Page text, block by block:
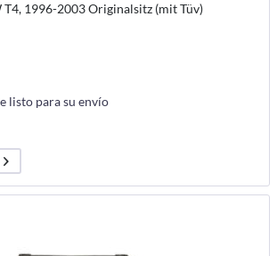
1996-2003 Originalsitz (mit Tüv)
listo para su envío